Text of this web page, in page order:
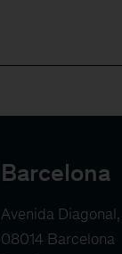
Barcelona
Avenida
08014 Barcelona